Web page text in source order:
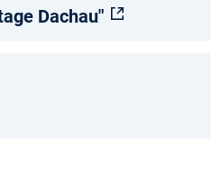
Dachau"